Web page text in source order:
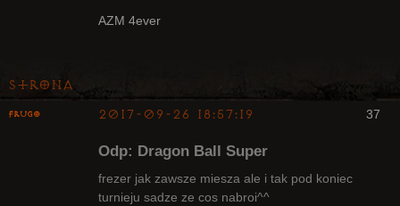
AZM 4ever
Strona
37
Frugo 2017-09-26 18:57:19
Odp: Dragon Ball Super
frezer jak zawsze miesza ale i tak pod koniec
turnieju sadze ze cos nabroi^^